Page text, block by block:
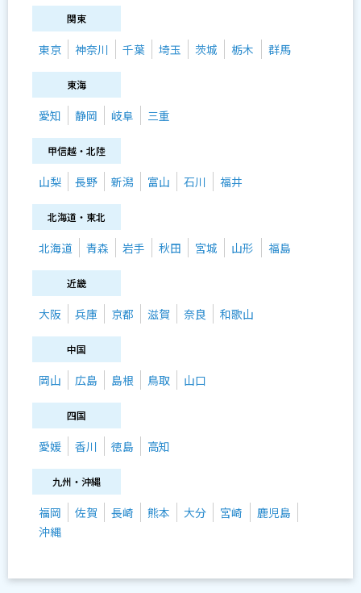
関東
東京 神奈川 千葉 埼玉 茨城 栃木 群馬
東海
愛知 静岡 岐阜 三重
甲信越・北陸
山梨 長野 新潟 富山 石川 福井
北海道・東北
北海道 青森 岩手 秋田 宮城 山形 福島
近畿
大阪 兵庫 京都 滋賀 奈良 和歌山
中国
岡山 広島 島根 鳥取 山口
四国
愛媛 香川 徳島 高知
九州・沖縄
福岡 佐賀 長崎 熊本 大分 宮崎
鹿児島
沖縄